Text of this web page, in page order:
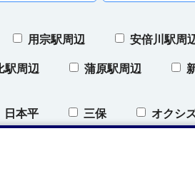
用宗駅周辺 安倍川駅周
駅周辺 蒲原駅周辺
日本平 三保 オクシ